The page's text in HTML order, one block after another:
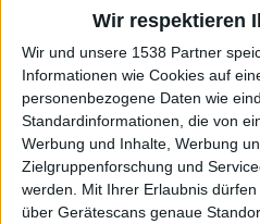
Wir respektieren
Wir und unsere 1538 Partner
Informationen wie Cookies auf
personenbezogene Daten wie
Standardinformationen, die von
Werbung und Inhalte, Werbung
Zielgruppenforschung und
werden.
Mit Ihrer Erlaubnis
über Gerätescans genaue